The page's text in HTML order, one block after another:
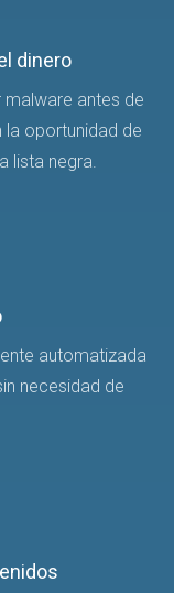
dinero
antes de
oportunidad de
lista negra.
automatizada
necesidad de